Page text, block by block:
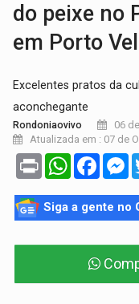
do peixe no
em Porto
Excelentes pratos da
aconchegante
Rondoniaovivo
06
Atualizada em : 07 de
Print WhatsApp
Siga a gente no